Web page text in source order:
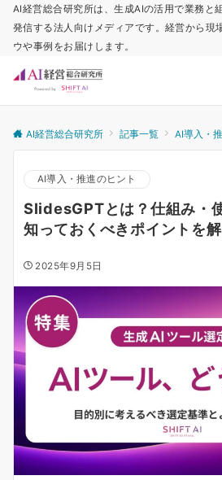
AI経営総合研究所は、生成AIの活用で業務と
発信する法人向けメディアです。経営から現
ウや事例をお届けします。
AI経営総合研究所 記事一覧 AI導入・
AI導入・推進のヒント
SlidesGPTとは？仕組み・
知っておくべきポイントを
2025年9月5日